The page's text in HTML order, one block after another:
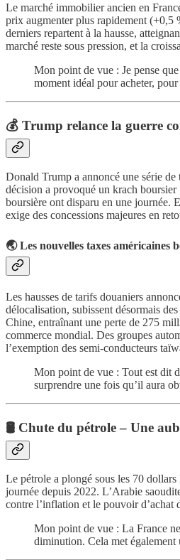
Le marché immobilier ancien en
prix augmenter plus rapidement (+0,5
derniers repartent à la hausse,
marché reste sous pression, et la
Mon point de vue : Je pense
moment idéal pour acheter,
💰 Trump relance la guerre
Donald Trump a annoncé une série
décision a provoqué un krach
boursière ont disparu en une journée.
exige des concessions majeures en
🌏 Les nouvelles taxes américaines
Les hausses de tarifs douaniers
délocalisation, subissent désormais
Chine, entraînant une perte de 275
commerce mondial. Des groupes
l’exemption des semi-conducteurs
Mon point de vue : Tout est dit
surprendre une fois qu’il aura
🛢️ Chute du pétrole – Une
Le pétrole a plongé sous les 70
journée depuis 2022. L’Arabie
contre l’inflation et le pouvoir d’achat
Mon point de vue : La France
diminution. Cela met également